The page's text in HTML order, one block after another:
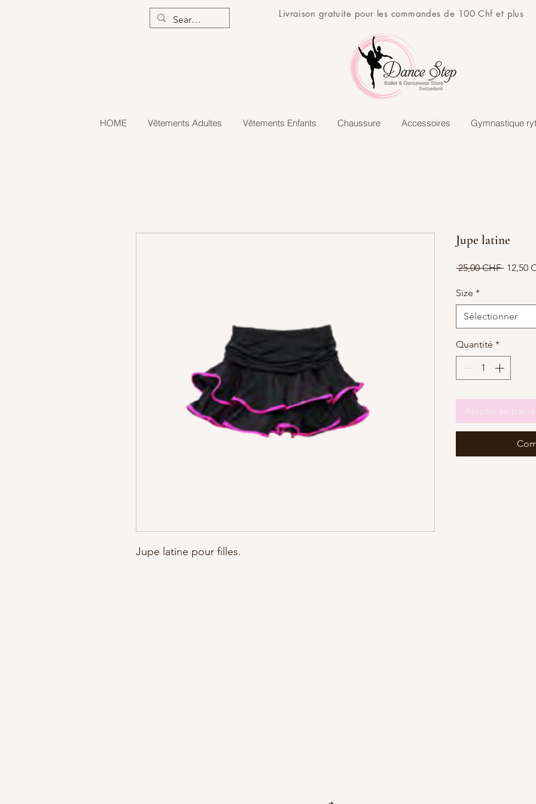
Livraison gratuite pour les commandes de 100 Chf et plus
HOME Vêtements Adultes Vêtements Enfants Chaussure Accessoires Gymnastique
Jupe latine pour filles.
Jupe latine
25,00 CHF Prix
12,50
Size *
Sélectionner
Quantité *
Ajouter au